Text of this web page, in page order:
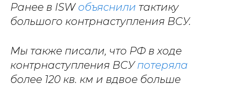
Ранее в ISW объяснили тактику
большого контрнаступления ВСУ.
Мы также писали, что РФ в ходе
контрнаступления ВСУпотеряла
более 120 кв. км и вдвое больше